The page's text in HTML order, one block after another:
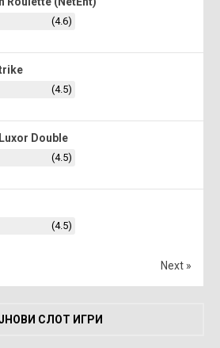
(4.6)
(4.5)
Double
(4.5)
(4.5)
Next »
СЛОТ ИГРИ